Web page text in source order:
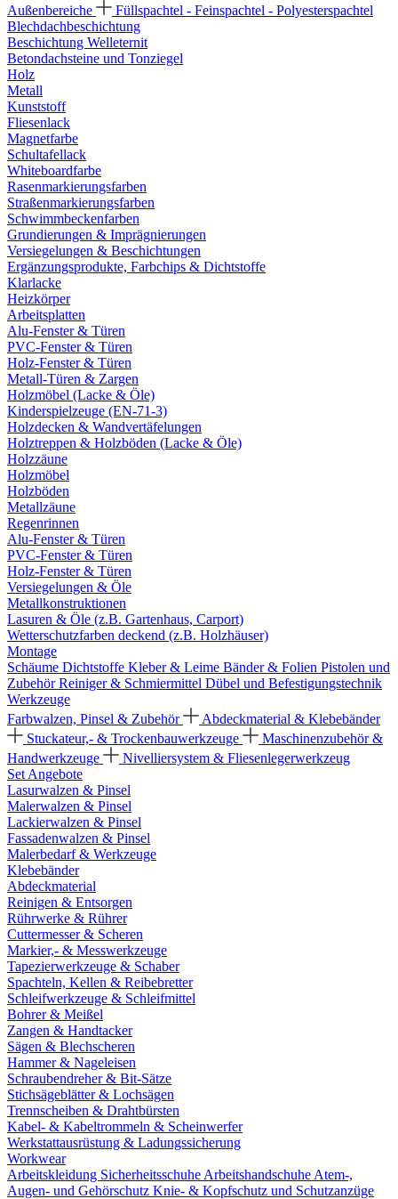
Außenbereiche
Füllspachtel - Feinspachtel - Polyesterspachtel
Blechdachbeschichtung
Beschichtung Welleternit
Betondachsteine und Tonziegel
Holz
Metall
Kunststoff
Fliesenlack
Magnetfarbe
Schultafellack
Whiteboardfarbe
Rasenmarkierungsfarben
Straßenmarkierungsfarben
Schwimmbeckenfarben
Grundierungen & Imprägnierungen
Versiegelungen & Beschichtungen
Ergänzungsprodukte, Farbchips & Dichtstoffe
Klarlacke
Heizkörper
Arbeitsplatten
Alu-Fenster & Türen
PVC-Fenster & Türen
Holz-Fenster & Türen
Metall-Türen & Zargen
Holzmöbel (Lacke & Öle)
Kinderspielzeuge (EN-71-3)
Holzdecken & Wandvertäfelungen
Holztreppen & Holzböden (Lacke & Öle)
Holzzäune
Holzmöbel
Holzböden
Metallzäune
Regenrinnen
Alu-Fenster & Türen
PVC-Fenster & Türen
Holz-Fenster & Türen
Versiegelungen & Öle
Metallkonstruktionen
Lasuren & Öle (z.B. Gartenhaus, Carport)
Wetterschutzfarben deckend (z.B. Holzhäuser)
Montage
Schäume Dichtstoffe Kleber & Leime Bänder & Folien Pistolen und
ZubehörReiniger & Schmiermittel Dübel und Befestigungstechnik
Werkzeuge
Farbwalzen, Pinsel & Zubehör
Abdeckmaterial & Klebebänder
Stuckateur,- & Trockenbauwerkzeuge
Maschinenzubehör &
Handwerkzeuge
Nivelliersystem & Fliesenlegerwerkzeug
Set Angebote
Lasurwalzen & Pinsel
Malerwalzen & Pinsel
Lackierwalzen & Pinsel
Fassadenwalzen & Pinsel
Malerbedarf & Werkzeuge
Klebebänder
Abdeckmaterial
Reinigen & Entsorgen
Rührwerke & Rührer
Cuttermesser & Scheren
Markier,- & Messwerkzeuge
Tapezierwerkzeuge & Schaber
Spachteln, Kellen & Reibebretter
Schleifwerkzeuge & Schleifmittel
Bohrer & Meißel
Zangen & Handtacker
Sägen & Blechscheren
Hammer & Nageleisen
Schraubendreher & Bit-Sätze
Stichsägeblätter & Lochsägen
Trennscheiben & Drahtbürsten
Kabel- & Kabeltrommeln & Scheinwerfer
Werkstattausrüstung & Ladungssicherung
Workwear
Arbeitskleidung Sicherheitsschuhe Arbeitshandschuhe Atem-,
Augen- und Gehörschutz Knie- & Kopfschutz und Schutzanzüge